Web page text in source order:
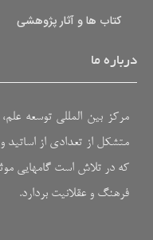
کتاب ها و آثار پژوهشی
درباره ما
مرکز بین المللی توسعه
متشکل از تعدادی از
که در تلاش است گامهایی
فرهنگ و عقلانیت بردارد.